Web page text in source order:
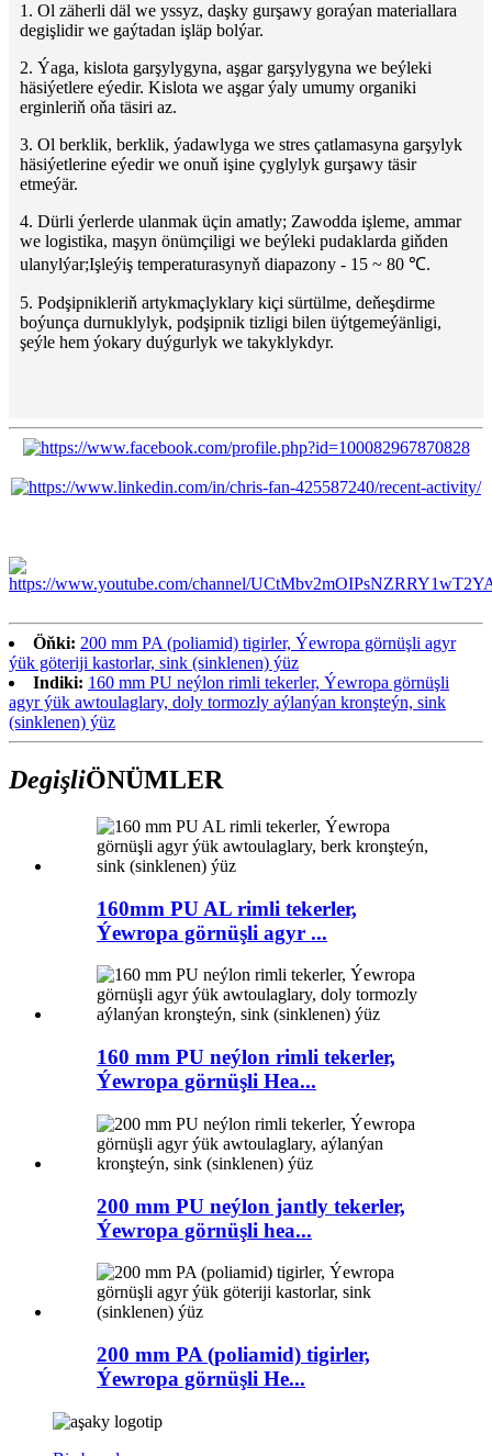
1. Ol zäherli däl we yssyz, daşky gurşawy goraýan materiallara
degişlidir we gaýtadan işläp bolýar.
2. Ýaga, kislota garşylygyna, aşgar garşylygyna we beýleki
häsiýetlere eýedir. Kislota we aşgar ýaly umumy organiki
erginleriň oňa täsiri az.
3. Ol berklik, berklik, ýadawlyga we stres çatlamasyna garşylyk
häsiýetlerine eýedir we onuň işine çyglylyk gurşawy täsir
etmeýär.
4. Dürli ýerlerde ulanmak üçin amatly; Zawodda işleme, ammar
we logistika, maşyn önümçiligi we beýleki pudaklarda giňden
ulanylýar;Işleýiş temperaturasynyň diapazony - 15 ~ 80 ℃.
5. Podşipnikleriň artykmaçlyklary kiçi sürtülme, deňeşdirme
boýunça durnuklylyk, podşipnik tizligi bilen üýtgemeýänligi,
şeýle hem ýokary duýgurlyk we takyklykdyr.
Öňki: 200 mm PA (poliamid) tigirler, Ýewropa görnüşli agyr
ýük göteriji kastorlar, sink (sinklenen) ýüz
Indiki: 160 mm PU neýlon rimli tekerler, Ýewropa görnüşli
agyr ýük awtoulaglary, doly tormozly aýlanýan kronşteýn, sink
(sinklenen) ýüz
DegişliÖNÜMLER
160mm PU AL rimli tekerler,
Ýewropa görnüşli agyr ...
160 mm PU neýlon rimli tekerler,
Ýewropa görnüşli Hea...
200 mm PU neýlon jantly tekerler,
Ýewropa görnüşli hea...
200 mm PA (poliamid) tigirler,
Ýewropa görnüşli He...